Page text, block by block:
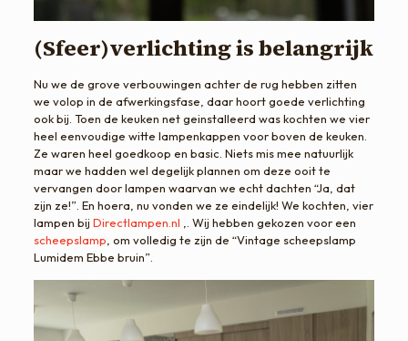
(Sfeer)verlichting is belangrijk
Nu we de grove verbouwingen achter de rug hebben zitten
we volop in de afwerkingsfase, daar hoort goede verlichting
ook bij. Toen de keuken net geinstalleerd was kochten we vier
heel eenvoudige witte lampenkappen voor boven de keuken.
Ze waren heel goedkoop en basic. Niets mis mee natuurlijk
maar we hadden wel degelijk plannen om deze ooit te
vervangen door lampen waarvan we echt dachten “Ja, dat
zijn ze!”. En hoera, nu vonden we ze eindelijk! We kochten, vier
lampen bij Directlampen.nl ,. Wij hebben gekozen voor een
scheepslamp, om volledig te zijn de “Vintage scheepslamp
Lumidem Ebbe bruin”.